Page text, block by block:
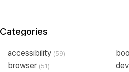
Categories
accessibility (59)
browser (51) dev